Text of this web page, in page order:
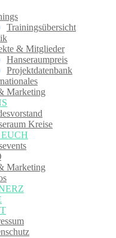
Trainingsübersicht
& Mitglieder
Hanseraumpreis
Projektdatenbank
Marketing
Kreise
Marketing